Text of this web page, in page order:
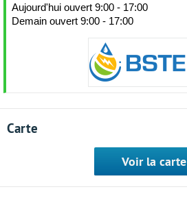
Aujourd'hui ouvert 9:00 - 17:00
Demain ouvert 9:00 - 17:00
Carte
Voir la carte